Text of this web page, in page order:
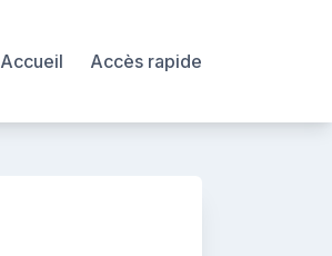
Accueil Accès rapide